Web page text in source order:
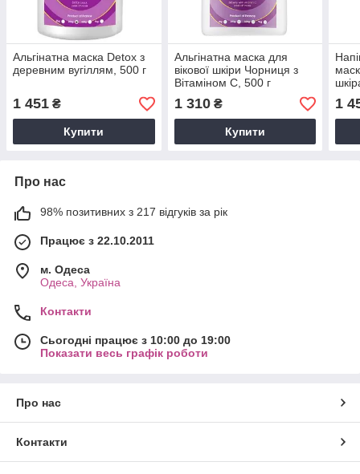
Альгінатна маска Detox з
деревним вугіллям, 500 г
1 451 ₴
Купити
Альгінатна маска для
вікової шкіри Чорниця з
Вітаміном С, 500 г
1 310₴
Купити
1
Про нас
98% позитивних з 217 відгуків за рік
Працює з 22.10.2011
м. Одеса
Одеса, Україна
Контакти
Сьогодні працює з 10:00 до 19:00
Показати весь графік роботи
Про нас
Контакти